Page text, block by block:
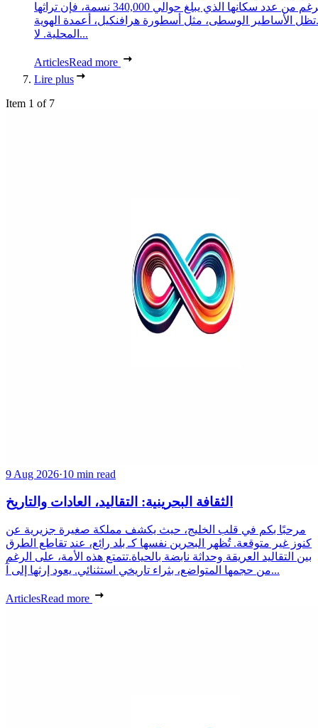
الرغم من عدد سكانها الذي يبلغ حوالي 340,000 نسمة، فإن تراثها
الأساطير الوسطى، مثل أسطورة هرافنكيل، أعمدة الهوية
المحلية. لا...
ArticlesRead more
Lire plus
Item 1 of 7
9 Aug 2026·10 min read
الثقافة البحرينية: التقاليد، العادات والتاريخ
مرحبًا بكم في قلب الخليج، حيث يكشف مملكة صغيرة جزيرية عن
كنوز غير متوقعة. تُظهر البحرين نفسها كـ بلد رائع، عند تقاطع الطرق
بين التقاليد العريقة وحداثة نابضة بالحياة.تتمتع هذه الأمة، على الرغم
من حجمها المتواضع، بثراء تاريخي استثنائي. يعود إرثها إلى آ...
ArticlesRead more